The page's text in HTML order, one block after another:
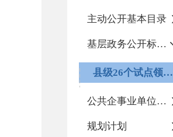
主动公开基本目录
基层政务公开标准化规范化
县级26个试点领域标准目录
公共企事业单位信息公开
规划计划